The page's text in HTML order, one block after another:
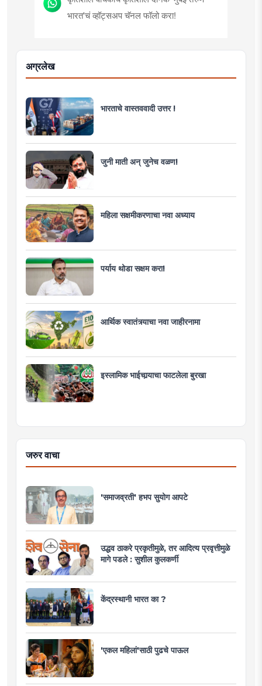
भारत'चं व्हॉट्सअप चॅनल फॉलो करा!
अग्रलेख
भारताचे वास्तववादी उत्तर !
जुनी माती अन् जुनेच वळण!
महिला सक्षमीकरणाचा नवा अध्याय
पर्याय थोडा सक्षम करा!
आर्थिक स्वातंत्र्याचा नवा जाहीरनामा
इस्लामिक भाईचार्‍याचा फाटलेला बुरखा
जरुर वाचा
'समाजव्रती' हभप सुयोग आपटे
उद्धव ठाकरे प्रकृतीमुळे, तर आदित्य प्रवृत्तीमुळे
मागे पडले : सुशील कुलकर्णी
केंद्रस्थानी भारत का ?
'एकल महिलां'साठी पुढचे पाऊल